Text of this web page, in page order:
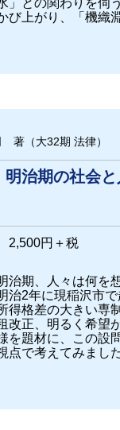
」との関わりを伺
び上がり、「機織
著（大32期 法律）
明治期の社会
2,500円＋税
治期、人々は何を
治2年に現稲沢市
得格差の大きい専
改正、明るく希望
を題材に、この設
点で考えてみまし